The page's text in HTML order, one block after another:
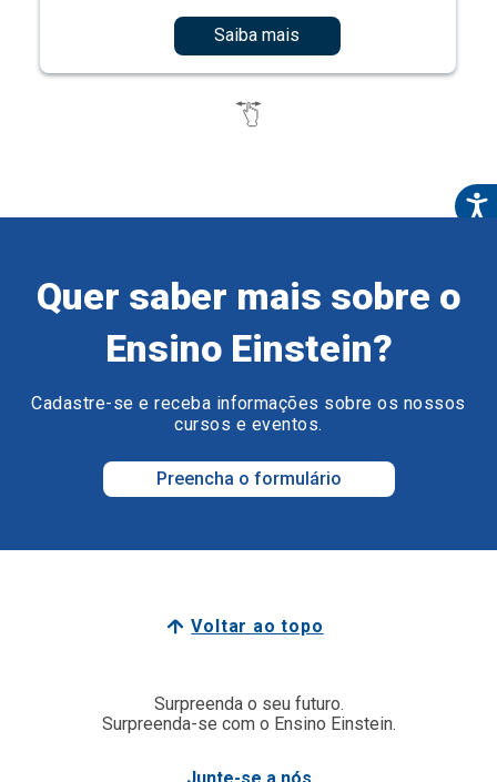
Saiba mais
Quer saber mais sobre o
Ensino Einstein?
Cadastre-se e receba informações sobre os nossos
cursos e eventos.
Preencha o formulário
Voltar ao topo
Surpreenda o seu futuro.
Surpreenda-se com o Ensino Einstein.